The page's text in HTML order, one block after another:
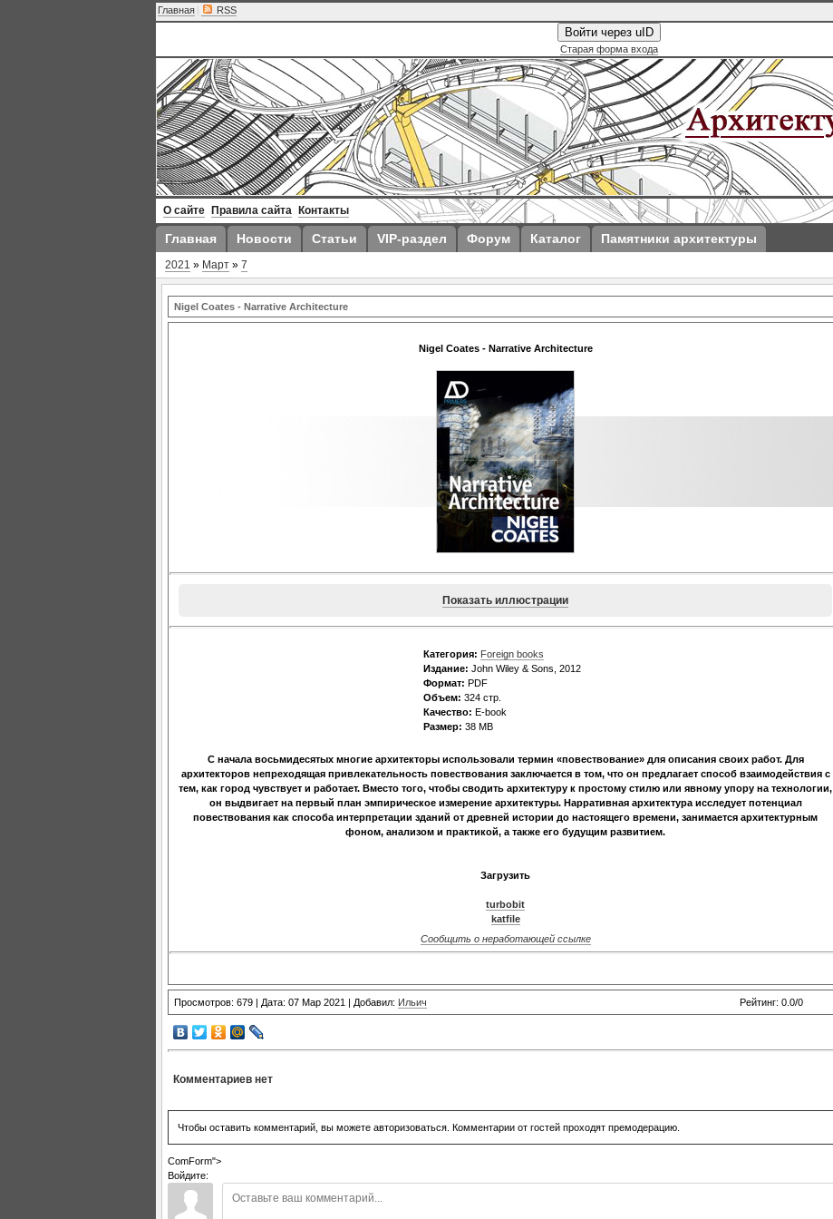
Главная | RSS
Войти через uID
Старая форма входа
О сайте Правила сайта Контакты
Главная Новости Статьи VIP-раздел Форум Каталог Памятники архитектуры
2021 » Март » 7
Nigel Coates - Narrative Architecture
Nigel Coates - Narrative Architecture
Показать иллюстрации
Категория: Foreign books
Издание: John Wiley & Sons, 2012
Формат: PDF
Объем: 324 стр.
Качество: E-book
Размер: 38 MB
С начала восьмидесятых многие архитекторы использовали термин «повествование» для описания своих работ. Для
архитекторов непреходящая привлекательность повествования заключается в том, что он предлагает способ взаимодействия с
тем, как город чувствует и работает. Вместо того, чтобы сводить архитектуру к простому стилю или явному упору на технологии,
он выдвигает на первый план эмпирическое измерение архитектуры. Нарративная архитектура исследует потенциал
повествования как способа интерпретации зданий от древней истории до настоящего времени, занимается архитектурным
фоном, анализом и практикой, а также его будущим развитием.
Загрузить
turbobit
katfile
Сообщить о неработающей ссылке
Просмотров: 679 | Дата: 07 Мар 2021 | Добавил: Ильич Рейтинг: 0.0/0
Комментариев нет
Чтобы оставить комментарий, вы можете авторизоваться. Комментарии от гостей проходят премодерацию.
ComForm">
Войдите: